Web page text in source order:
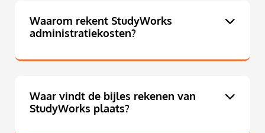
Waarom rekent StudyWorks
administratiekosten?
Waar vindt de bijles rekenen van
StudyWorks plaats?